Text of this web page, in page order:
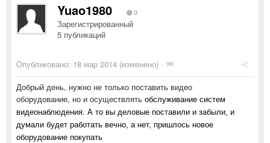
Yuao1980 0
Зарегистрированный
5 публикаций
Опубликовано: 18 мар 2014 (изменено) ·
Добрый день, нужно не только поставить видео
оборудование, но и осуществлять обслуживание систем
видеонаблюдения. А то вы деловые поставили и забыли, и
думали будет работать вечно, а нет, пришлось новое
оборудование покупать